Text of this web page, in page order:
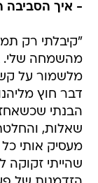
- איך הסביבה
"קיבלתי רק
מהשמחה שלי.
מלשמור על
דבר חוץ
הבנתי
שאלות,
מעסיק אותי כל
שהייתי זקוקה